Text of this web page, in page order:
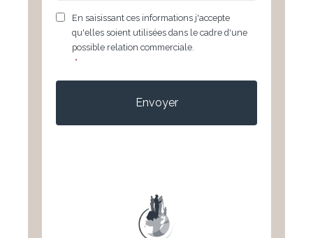
RGPD *
En saisissant ces informations j'accepte
qu'elles soient utilisées dans le cadre d'une
possible relation commerciale.
*